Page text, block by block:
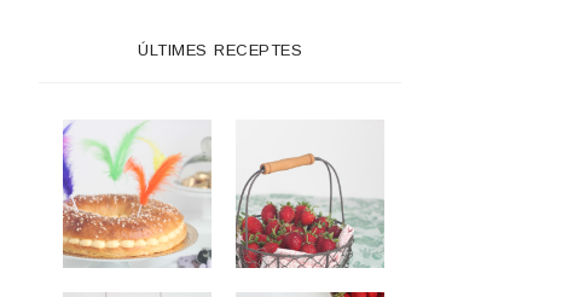
ÚLTIMES RECEPTES